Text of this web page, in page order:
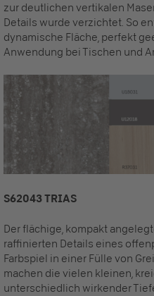
zur deutlichen vertikalen
Details wurde verzichtet. So
dynamische Fläche, perfekt
Anwendung bei Tischen und
S62043 TRIAS
Der flächige, kompakt
raffinierten Details eines
Farbspiel in einer Fülle von
machen die vielen kleinen,
unterschiedlich wirkender